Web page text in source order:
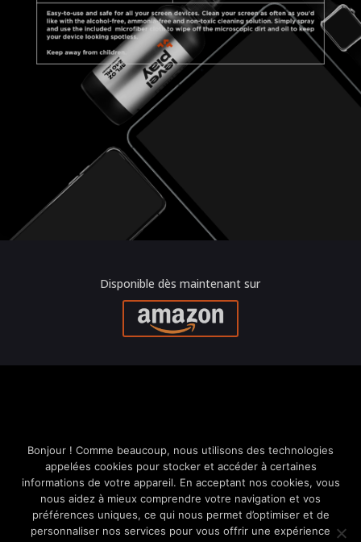
Disponible dès maintenant sur
DE
EN_GB
IT
ES
Bonjour ! Comme beaucoup, nous utilisons des technologies
appelées cookies pour stocker et accéder à certaines
informations de votre appareil. En acceptant nos cookies, vous
nous aidez à mieux comprendre votre navigation et vos
préférences uniques, ce qui nous permet d’optimiser et de
personnaliser nos services pour vous offrir une expérience